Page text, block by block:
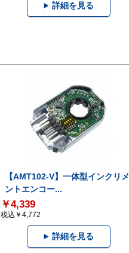
詳細を見る
【AMT102-V】一体型インクリメ
ントエンコー...
￥4,339
税込￥4,772
詳細を見る